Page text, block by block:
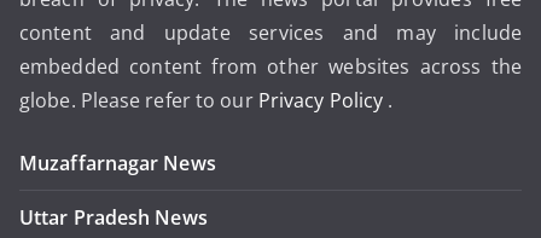
content and update services and may include
embedded content from other websites across the
globe. Please refer to our Privacy Policy .
Muzaffarnagar News
Uttar Pradesh News